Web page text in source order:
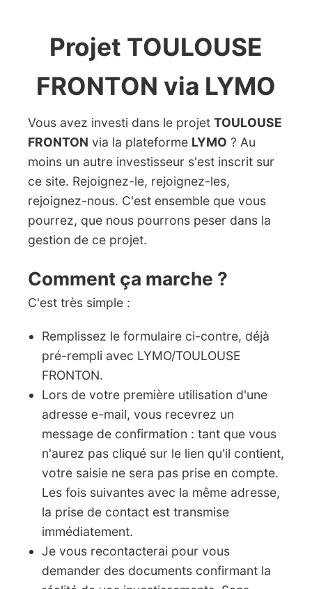
Projet TOULOUSE
FRONTON via LYMO
Vous avez investi dans le projet TOULOUSE
FRONTON via la plateforme LYMO ? Au
moins un autre investisseur s'est inscrit sur
ce site. Rejoignez-le, rejoignez-les,
rejoignez-nous. C'est ensemble que vous
pourrez, que nous pourrons peser dans la
gestion de ce projet.
Comment ça marche ?
C'est très simple :
Remplissez le formulaire ci-contre, déjà
pré-rempli avec LYMO/TOULOUSE
FRONTON.
Lors de votre première utilisation d'une
adresse e-mail, vous recevrez un
message de confirmation : tant que vous
n'aurez pas cliqué sur le lien qu'il contient,
votre saisie ne sera pas prise en compte.
Les fois suivantes avec la même adresse,
la prise de contact est transmise
immédiatement.
Je vous recontacterai pour vous
demander des documents confirmant la